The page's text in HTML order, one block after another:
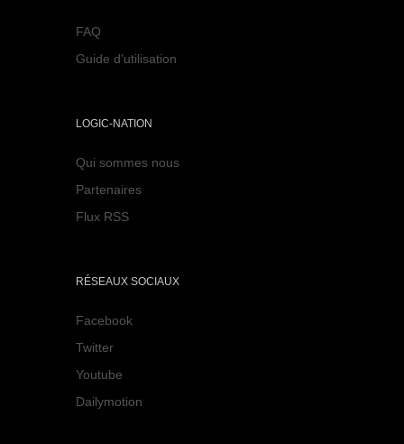
FAQ
Guide d'utilisation
LOGIC-NATION
Qui sommes nous
Partenaires
Flux RSS
RÉSEAUX SOCIAUX
Facebook
Twitter
Youtube
Dailymotion